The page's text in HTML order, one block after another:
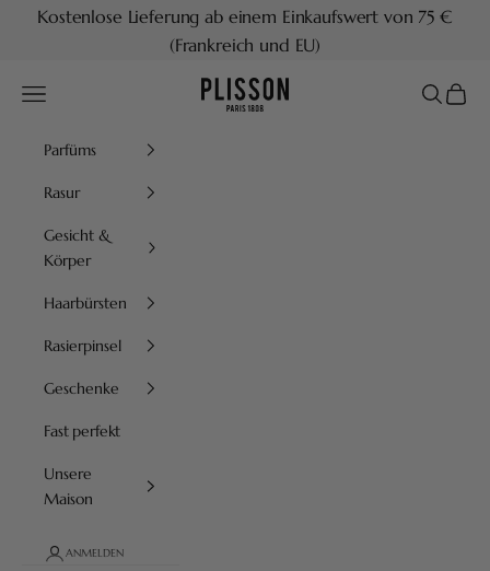
Zum Inhalt springen
Kostenlose Lieferung ab einem Einkaufswert von 75 €
(Frankreich und EU)
Plisson 1808
Menü Suchen
Parfüms
Rasur
Gesicht &
Körper
Haarbürsten
Rasierpinsel
Geschenke
Fast perfekt
Unsere
Maison
ANMELDEN